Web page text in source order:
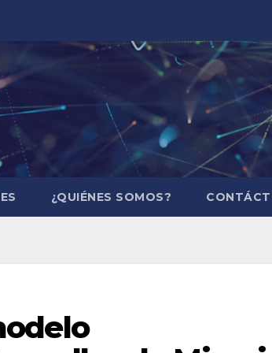
¿QUIÉNES SOMOS?